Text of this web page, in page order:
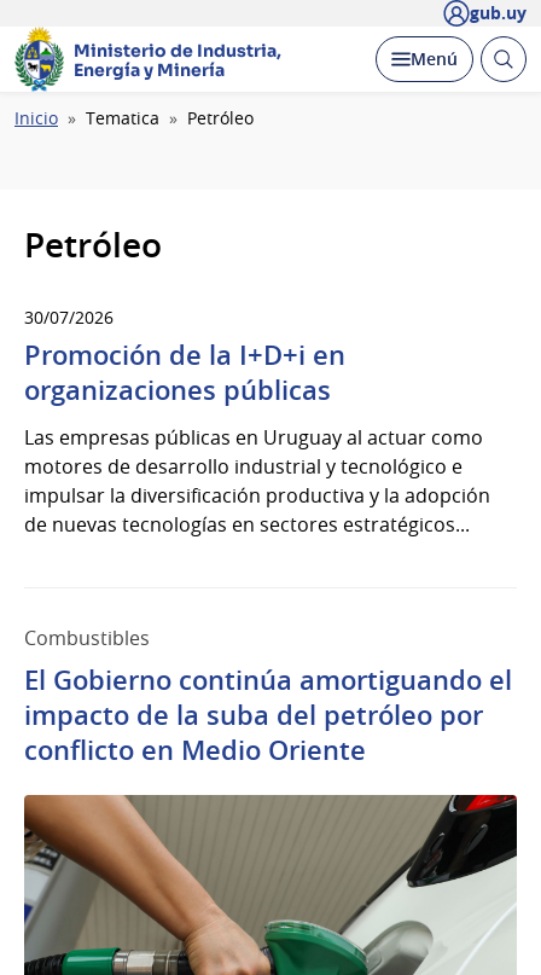
gub.uy
Ministerio de Industria,
Energía y Minería
Desplegar
Menú Abrir
Ruta
Inicio Tematica Petróleo
Petróleo
30/07/2026
Promoción de la I+D+i en
organizaciones públicas
Las empresas públicas en Uruguay al actuar como
motores de desarrollo industrial y tecnológico e
impulsar la diversificación productiva y la adopción
de nuevas tecnologías en sectores estratégicos...
Combustibles
El Gobierno continúa amortiguando el
impacto de la suba del petróleo por
conflicto en Medio Oriente